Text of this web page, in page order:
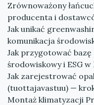
Zrównoważony
producenta i
Jak unikać
komunikacja
Jak przygotować
środowiskowy i ESG
Jak zarejestrować
(tuottajavastuu) —
Montaż klimatyzacji